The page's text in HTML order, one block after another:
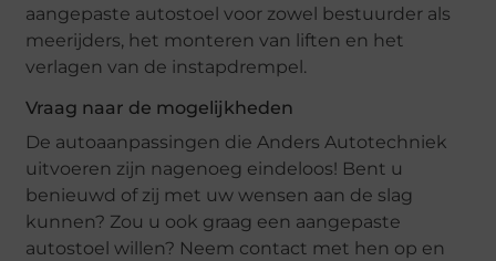
aangepaste autostoel voor zowel bestuurder als
meerijders, het monteren van liften en het
verlagen van de instapdrempel.
Vraag naar de mogelijkheden
De autoaanpassingen die Anders Autotechniek
uitvoeren zijn nagenoeg eindeloos! Bent u
benieuwd of zij met uw wensen aan de slag
kunnen? Zou u ook graag een aangepaste
autostoel willen? Neem contact met hen op en